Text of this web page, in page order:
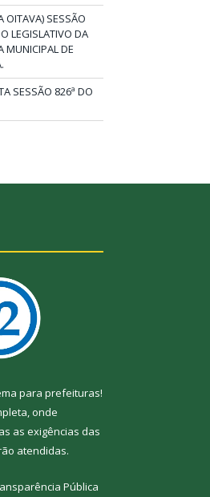
OITAVA) SESSÃO
LEGISLATIVO DA
MUNICIPAL DE
SESSÃO 826ª DO
para prefeituras!
onde
as exigências das
atendidas.
Pública